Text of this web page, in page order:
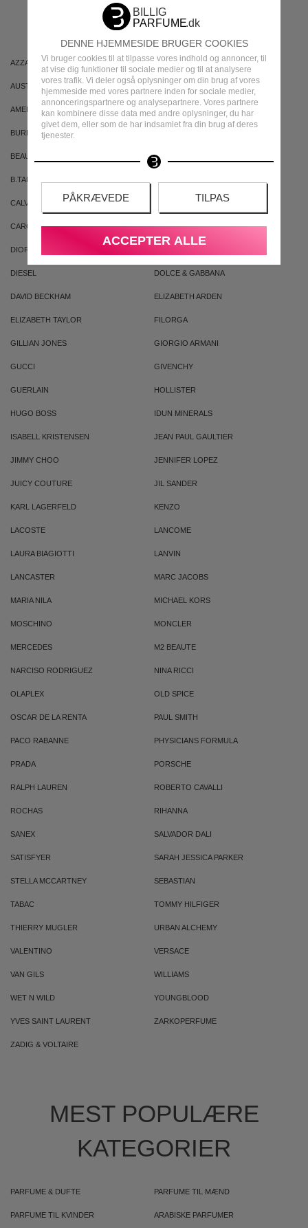
DENNE HJEMMESIDE BRUGER COOKIES
Vi bruger cookies til at tilpasse vores indhold og annoncer, til
at vise dig funktioner til sociale medier og til at analysere
vores trafik. Vi deler også oplysninger om din brug af vores
hjemmeside med vores partnere inden for sociale medier,
annonceringspartnere og analysepartnere. Vores partnere
kan kombinere disse data med andre oplysninger, du har
givet dem, eller som de har indsamlet fra din brug af deres
tjenester.
PÅKRÆVEDE TILPAS
ACCEPTER ALLE
MÆRKER
AZZARO ARIANA GRANDE
AUSTRALIAN GOLD AUSTRALIAN BODYCARE
AMERICAN CREW ARMAF
BURBERRY
BEAUTE PACIFIQUE BADEANSTALTEN
B.TAN
CALVIN KLEIN
CAROLINA HERRERA CLEAN
DIOR
DIESEL DOLCE & GABBANA
DAVID BECKHAM ELIZABETH ARDEN
ELIZABETH TAYLOR FILORGA
GILLIAN JONES GIORGIO ARMANI
GUCCI GIVENCHY
GUERLAIN HOLLISTER
HUGO BOSS IDUN MINERALS
ISABELL KRISTENSEN JEAN PAUL GAULTIER
JIMMY CHOO JENNIFER LOPEZ
JUICY COUTURE JIL SANDER
KARL LAGERFELD KENZO
LACOSTE LANCOME
LAURA BIAGIOTTI LANVIN
LANCASTER MARC JACOBS
MARIA NILA MICHAEL KORS
MOSCHINO MONCLER
MERCEDES M2 BEAUTE
NARCISO RODRIGUEZ NINA RICCI
OLAPLEX OLD SPICE
OSCAR DE LA RENTA PAUL SMITH
PACO RABANNE PHYSICIANS FORMULA
PRADA PORSCHE
RALPH LAUREN ROBERTO CAVALLI
ROCHAS RIHANNA
SANEX SALVADOR DALI
SATISFYER SARAH JESSICA PARKER
STELLA MCCARTNEY SEBASTIAN
TABAC TOMMY HILFIGER
THIERRY MUGLER URBAN ALCHEMY
VALENTINO VERSACE
VAN GILS WILLIAMS
WET N WILD YOUNGBLOOD
YVES SAINT LAURENT ZARKOPERFUME
ZADIG & VOLTAIRE
MEST POPULÆRE
KATEGORIER
PARFUME & DUFTE PARFUME TIL MÆND
PARFUME TIL KVINDER ARABISKE PARFUMER